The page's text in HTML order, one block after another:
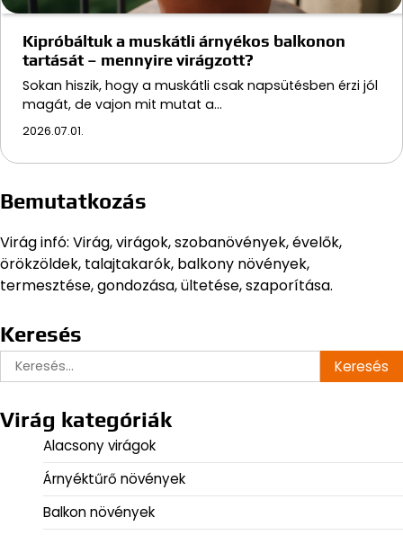
Kipróbáltuk a muskátli árnyékos balkonon
tartását – mennyire virágzott?
Sokan hiszik, hogy a muskátli csak napsütésben érzi jól
magát, de vajon mit mutat a…
2026.07.01.
Bemutatkozás
Virág infó: Virág, virágok, szobanövények, évelők,
örökzöldek, talajtakarók, balkony növények,
termesztése, gondozása, ültetése, szaporítása.
Keresés
Keresés:
Virág kategóriák
Alacsony virágok
Árnyéktűrő növények
Balkon növények